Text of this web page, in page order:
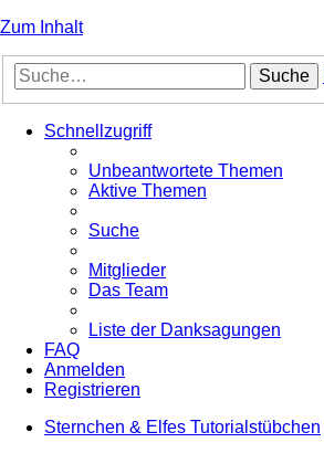
Zum Inhalt
Suche
Schnellzugriff
Unbeantwortete Themen
Aktive Themen
Suche
Mitglieder
Das Team
Liste der Danksagungen
FAQ
Anmelden
Registrieren
Sternchen & Elfes Tutorialstübchen